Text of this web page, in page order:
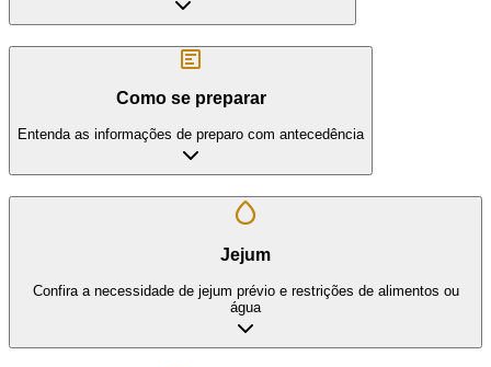
Como se preparar
Entenda as informações de preparo com antecedência
Jejum
Confira a necessidade de jejum prévio e restrições de alimentos ou
água